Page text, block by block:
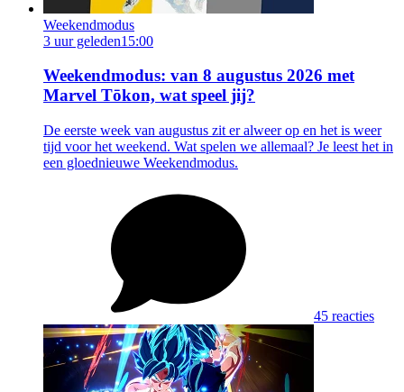
Weekendmodus
3 uur geleden15:00
Weekendmodus: van 8 augustus 2026 met
Marvel Tōkon, wat speel jij?
De eerste week van augustus zit er alweer op en het is weer
tijd voor het weekend. Wat spelen we allemaal? Je leest het in
een gloednieuwe Weekendmodus.
45 reacties